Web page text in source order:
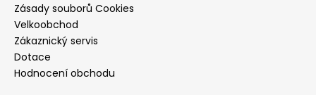
Zásady souborů Cookies
Velkoobchod
Zákaznický servis
Dotace
Hodnocení obchodu